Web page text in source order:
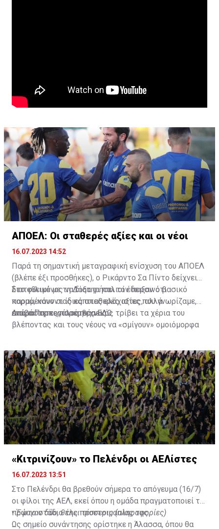
ΑΠΟΕΛ: Οι σταθερές αξίες και οι νέοι
16.07.2023 14:52
Παρά τη σημαντική μεταγραφική ενίσχυση του ΑΠΟΕΛ
(βλέπε έξι προσθήκες), ο Ρικάρντο Σα Πίντο δείχνει
διατεθειμένος να διατηρήσει τον περσινό βασικό
κορμό, κάνοντας κάποιες ελάχιστες, αλλά
απαραίτητες παρεμβάσεις.
Στο φιλικό με τη Δόξα οι παλιοί έδειξαν ότι
παραμένουν οι ίδιες σταθερές αξίες που γνωρίζαμε,
ενώ ο Πορτογάλος τεχνικός τρίβει τα χέρια του
βλέποντας και τους νέους να «σμίγουν» ομοιόμορφα
Διαβάστε περισσότεραΕΔΩ.
«Κιτρινίζουν» το Πελένδρι οι ΑΕΛίστες
16.07.2023 13:51
Στο Πελένδρι θα βρεθούν σήμερα το απόγευμα (16/7)
οι φίλοι της ΑΕΛ, εκεί όπου η ομάδα πραγματοποιεί το
πρώτο στάδιο της προετοιμασίας της.
•Έφυγαν δύο, θέλει τέσσερις (πληροφορίες)
Ως σημείο συνάντησης ορίστηκε η Άλασσα, όπου θα